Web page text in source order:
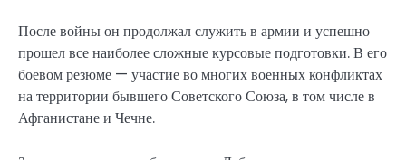
После войны он продолжал служить в армии и успешно
прошел все наиболее сложные курсовые подготовки. В его
боевом резюме — участие во многих военных конфликтах
на территории бывшего Советского Союза, в том числе в
Афганистане и Чечне.